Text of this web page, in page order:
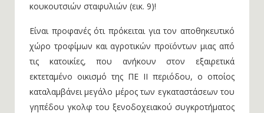
κουκουτσιών σταφυλιών (εικ. 9)!
Είναι προφανές ότι πρόκειται για τον αποθηκευτικό
χώρο τροφίμων και αγροτικών προϊόντων μιας από
τις κατοικίες, που ανήκουν στον εξαιρετικά
εκτεταμένο οικισμό της ΠΕ ΙΙ περιόδου, ο οποίος
καταλαμβάνει μεγάλο μέρος των εγκαταστάσεων του
γηπέδου γκολφ του ξενοδοχειακού συγκροτήματος